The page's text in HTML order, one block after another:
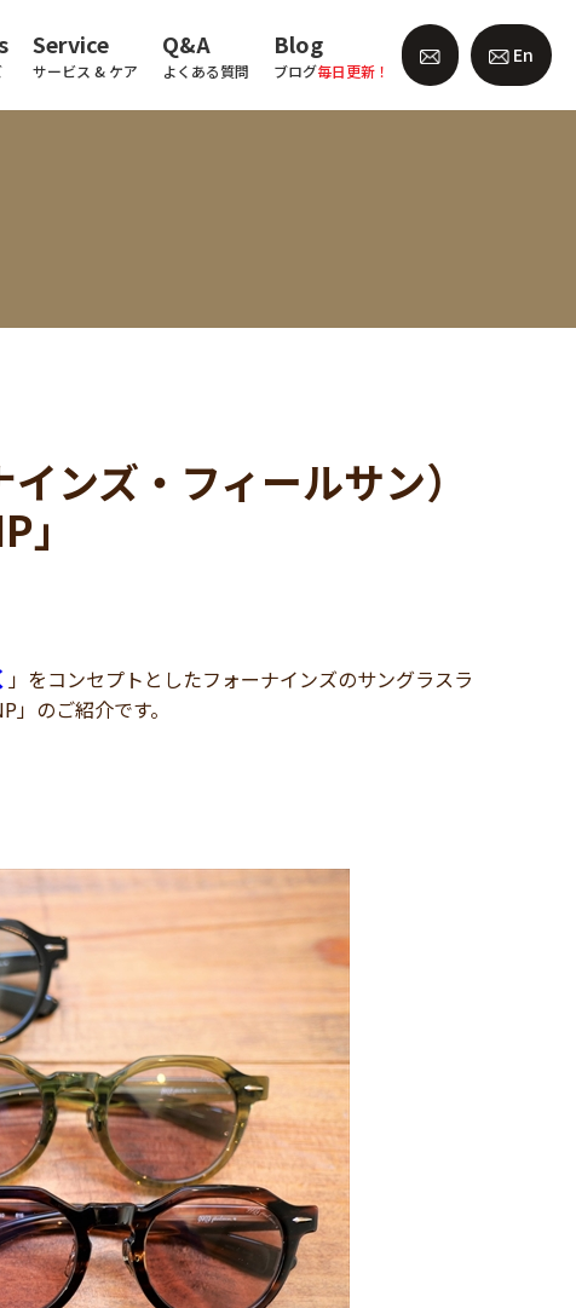
Service
サービス & ケア
Q&A
よくある質問
Blog
ブログ毎日更新！
En
ンズ・フィールサン）
」をコンセプトとしたフォーナインズのサングラスラ
のご紹介です。